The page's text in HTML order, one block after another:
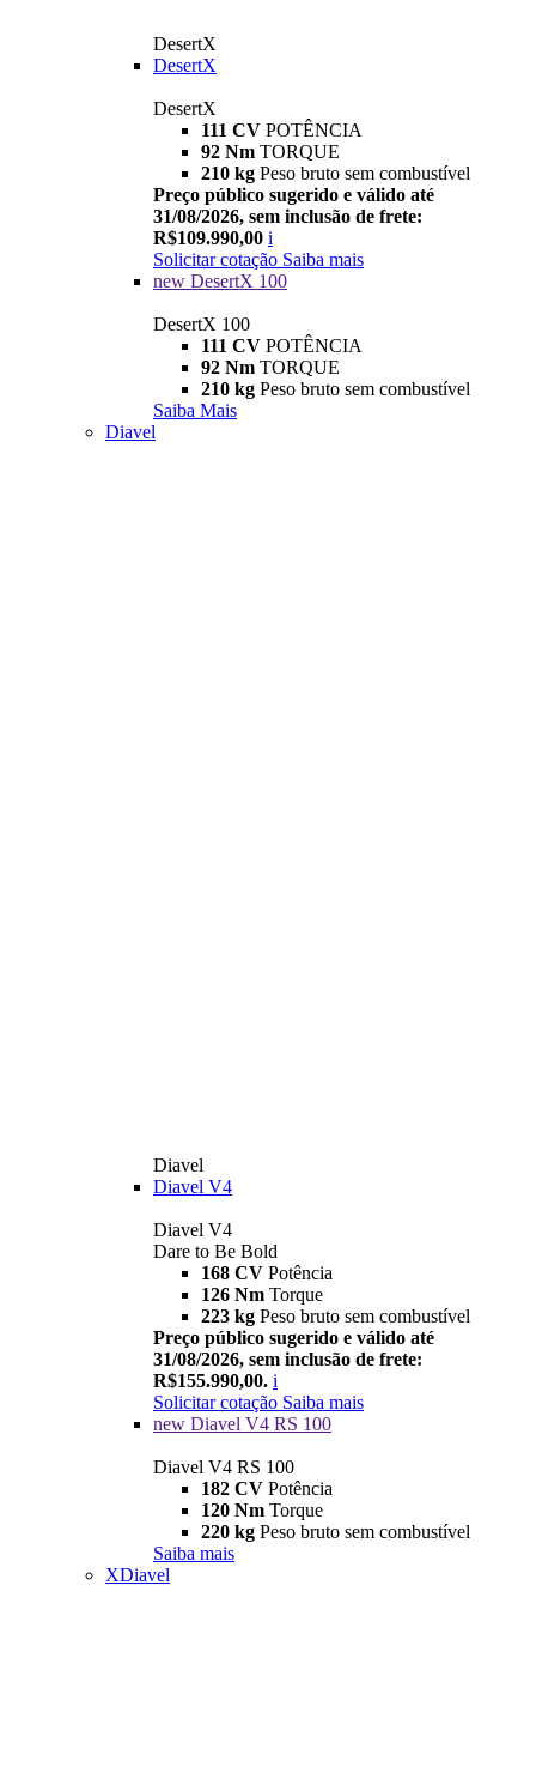
DesertX
DesertX
DesertX
111 CV POTÊNCIA
92 Nm TORQUE
210 kg Peso bruto sem combustível
Preço público sugerido e válido até
31/08/2026, sem inclusão de frete:
R$109.990,00 i
Solicitar cotação Saiba mais
new DesertX 100
DesertX 100
111 CV POTÊNCIA
92 Nm TORQUE
210 kg Peso bruto sem combustível
Saiba Mais
Diavel
Diavel
Diavel V4
Diavel V4
Dare to Be Bold
168 CV Potência
126 Nm Torque
223 kg Peso bruto sem combustível
Preço público sugerido e válido até
31/08/2026, sem inclusão de frete:
R$155.990,00. i
Solicitar cotação Saiba mais
new Diavel V4 RS 100
Diavel V4 RS 100
182 CV Potência
120 Nm Torque
220 kg Peso bruto sem combustível
Saiba mais
XDiavel